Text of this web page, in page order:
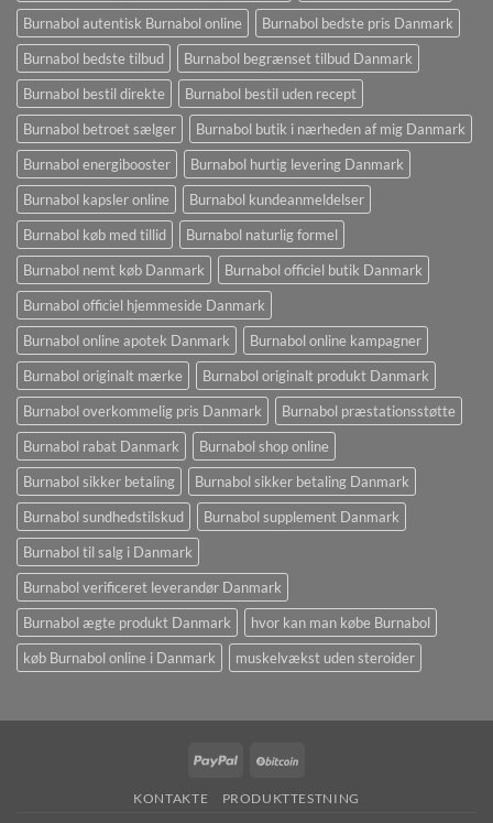
Burnabol autentisk Burnabol online
Burnabol bedste pris Danmark
Burnabol bedste tilbud
Burnabol begrænset tilbud Danmark
Burnabol bestil direkte
Burnabol bestil uden recept
Burnabol betroet sælger
Burnabol butik i nærheden af ​​mig Danmark
Burnabol energibooster
Burnabol hurtig levering Danmark
Burnabol kapsler online
Burnabol kundeanmeldelser
Burnabol køb med tillid
Burnabol naturlig formel
Burnabol nemt køb Danmark
Burnabol officiel butik Danmark
Burnabol officiel hjemmeside Danmark
Burnabol online apotek Danmark
Burnabol online kampagner
Burnabol originalt mærke
Burnabol originalt produkt Danmark
Burnabol overkommelig pris Danmark
Burnabol præstationsstøtte
Burnabol rabat Danmark
Burnabol shop online
Burnabol sikker betaling
Burnabol sikker betaling Danmark
Burnabol sundhedstilskud
Burnabol supplement Danmark
Burnabol til salg i Danmark
Burnabol verificeret leverandør Danmark
Burnabol ægte produkt Danmark
hvor kan man købe Burnabol
køb Burnabol online i Danmark
muskelvækst uden steroider
PayPal
KONTAKTE PRODUKTTESTNING